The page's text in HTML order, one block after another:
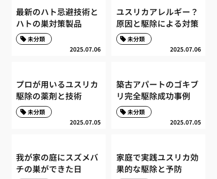
最新のハト忌避技術と
ハトの巣対策製品
2025.07.06
未分類
ユスリカアレルギー？
原因と駆除による対策
2025.07.06
未分類
プロが用いるユスリカ
駆除の薬剤と技術
2025.07.05
未分類
築古アパートのゴキブ
リ完全駆除成功事例
2025.07.05
未分類
我が家の庭にスズメバ
チの巣ができた日
家庭で実践ユスリカ効
果的な駆除と予防